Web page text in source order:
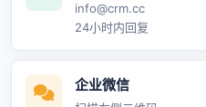
info@crm.cc
24小时内回复
企业微信